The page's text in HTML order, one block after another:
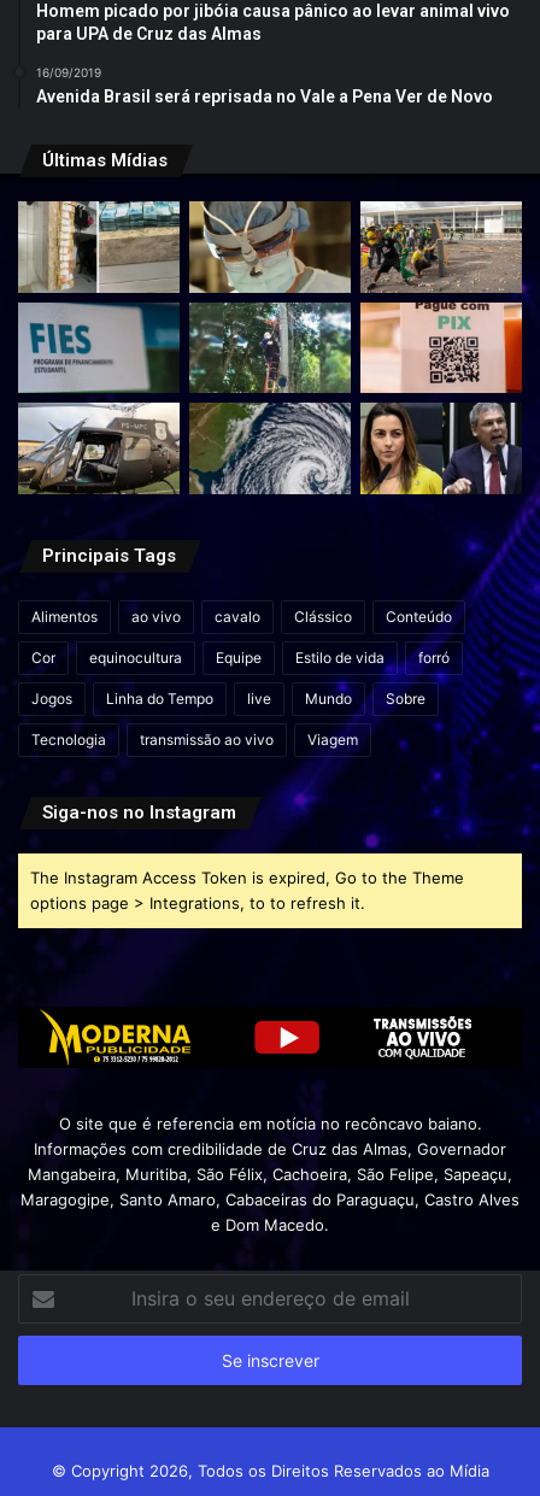
Homem picado por jibóia causa pânico ao levar animal vivo
para UPA de Cruz das Almas
16/09/2019
Avenida Brasil será reprisada no Vale a Pena Ver de Novo
Últimas Mídias
Principais Tags
Alimentos ao vivo cavalo Clássico Conteúdo
Cor equinocultura Equipe Estilo de vida forró
Jogos Linha do Tempo live Mundo Sobre
Tecnologia transmissão ao vivo Viagem
Siga-nos no Instagram
The Instagram Access Token is expired, Go to the Theme
options page > Integrations, to to refresh it.
O site que é referencia em notícia no recôncavo baiano.
Informações com credibilidade de Cruz das Almas, Governador
Mangabeira, Muritiba, São Félix, Cachoeira, São Felipe, Sapeaçu,
Maragogipe, Santo Amaro, Cabaceiras do Paraguaçu, Castro Alves
e Dom Macedo.
seu
de
© Copyright 2026, Todos os Direitos Reservados ao Mídia